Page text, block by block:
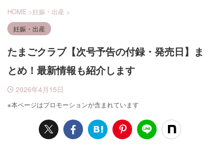
HOME >妊娠・出産 >
妊娠・出産
たまごクラブ【次号予告の付録・発売日】ま
とめ！最新情報も紹介します
2026年4月15日
※本ページはプロモーションが含まれています